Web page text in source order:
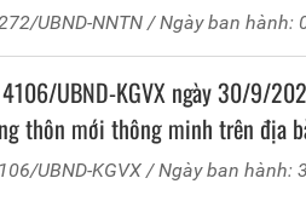
UBND-NNTN / Ngày ban hành:
UBND-KGVX ngày 30/9/
thôn mới thông minh trên địa
UBND-KGVX / Ngày ban hành: